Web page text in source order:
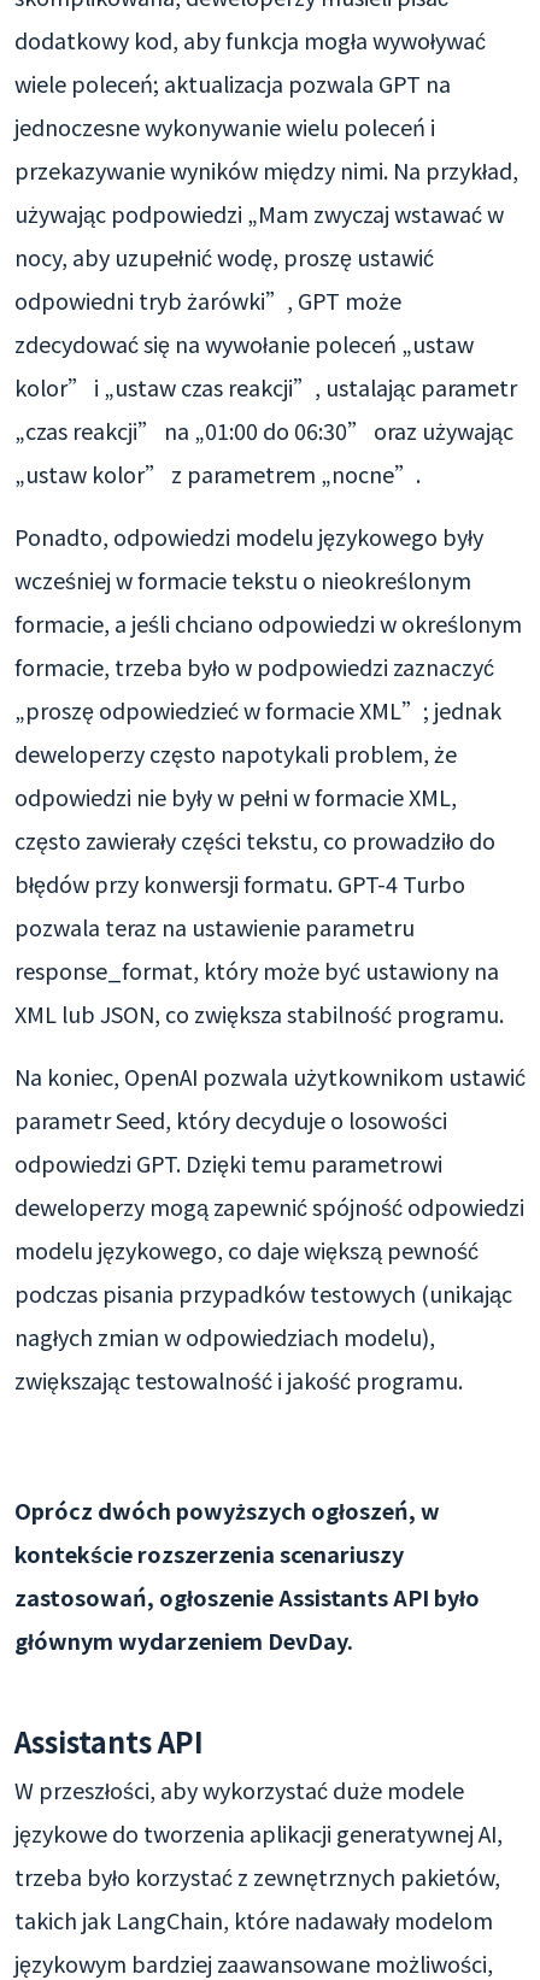
dodatkowy kod, aby funkcja mogła wywoływać
wiele poleceń; aktualizacja pozwala GPT na
jednoczesne wykonywanie wielu poleceń i
przekazywanie wyników między nimi. Na przykład,
używając podpowiedzi „Mam zwyczaj wstawać w
nocy, aby uzupełnić wodę, proszę ustawić
odpowiedni tryb żarówki”, GPT może
zdecydować się na wywołanie poleceń „ustaw
kolor” i „ustaw czas reakcji”, ustalając parametr
„czas reakcji” na „01:00 do 06:30” oraz używając
„ustaw kolor” z parametrem „nocne”.
Ponadto, odpowiedzi modelu językowego były
wcześniej w formacie tekstu o nieokreślonym
formacie, a jeśli chciano odpowiedzi w określonym
formacie, trzeba było w podpowiedzi zaznaczyć
„proszę odpowiedzieć w formacie XML”; jednak
deweloperzy często napotykali problem, że
odpowiedzi nie były w pełni w formacie XML,
często zawierały części tekstu, co prowadziło do
błędów przy konwersji formatu. GPT-4 Turbo
pozwala teraz na ustawienie parametru
response_format, który może być ustawiony na
XML lub JSON, co zwiększa stabilność programu.
Na koniec, OpenAI pozwala użytkownikom ustawić
parametr Seed, który decyduje o losowości
odpowiedzi GPT. Dzięki temu parametrowi
deweloperzy mogą zapewnić spójność odpowiedzi
modelu językowego, co daje większą pewność
podczas pisania przypadków testowych (unikając
nagłych zmian w odpowiedziach modelu),
zwiększając testowalność i jakość programu.
Oprócz dwóch powyższych ogłoszeń, w
kontekście rozszerzenia scenariuszy
zastosowań, ogłoszenie Assistants API było
głównym wydarzeniem DevDay.
Assistants API
W przeszłości, aby wykorzystać duże modele
językowe do tworzenia aplikacji generatywnej AI,
trzeba było korzystać z zewnętrznych pakietów,
takich jak LangChain, które nadawały modelom
językowym bardziej zaawansowane możliwości,